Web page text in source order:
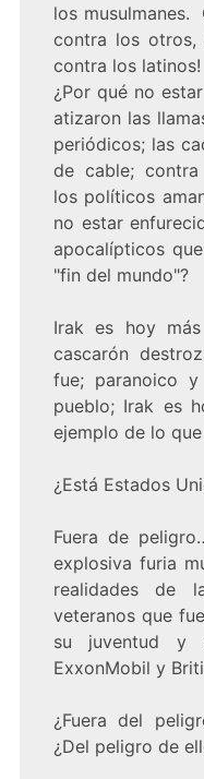
los musulmanes.
contra los
contra los latinos!
¿Por qué no
atizaron las
periódicos; las
de cable; contra
los políticos
no estar
apocalípticos
"fin del mundo"?
Irak es hoy
cascarón
fue; paranoico
pueblo; Irak es
ejemplo de lo
¿Está Estados
Fuera de
explosiva furia
realidades de
veteranos que
su juventud y
ExxonMobil y
¿Fuera del
¿Del peligro de